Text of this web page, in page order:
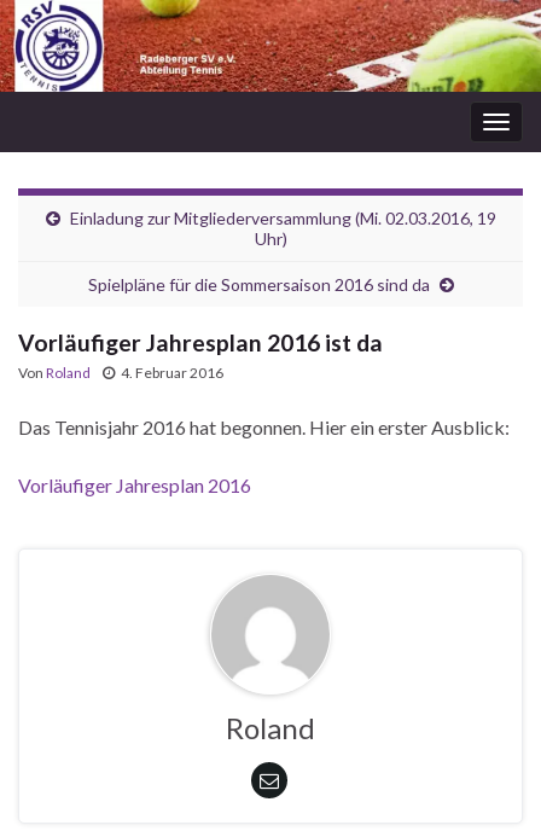
Einladung zur Mitgliederversammlung (Mi. 02.03.2016, 19
Uhr)
Spielpläne für die Sommersaison 2016 sind da
Vorläufiger Jahresplan 2016 ist da
Von Roland 4. Februar 2016
Das Tennisjahr 2016 hat begonnen. Hier ein erster Ausblick:
Vorläufiger Jahresplan 2016
Roland